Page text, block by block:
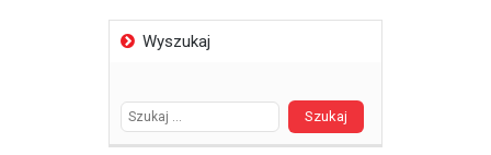
Wyszukaj